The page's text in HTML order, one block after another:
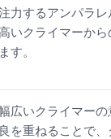
力するアンパラ
いクライマーか
す。
広いクライマー
を重ねることで